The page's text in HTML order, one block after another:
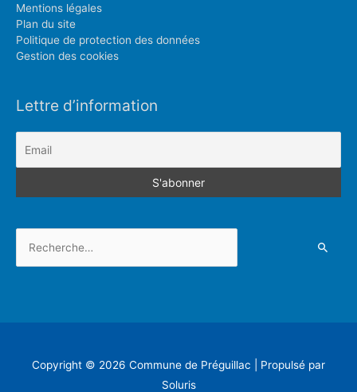
Mentions légales
Plan du site
Politique de protection des données
Gestion des cookies
Lettre d’information
Copyright © 2026 Commune de Préguillac | Propulsé par
Soluris